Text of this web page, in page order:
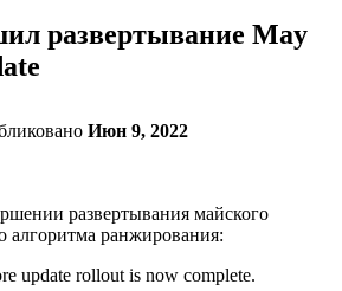
развертывание May
Июн 9, 2022
развертывания майского
алгоритма ранжирования:
update rollout is now complete.